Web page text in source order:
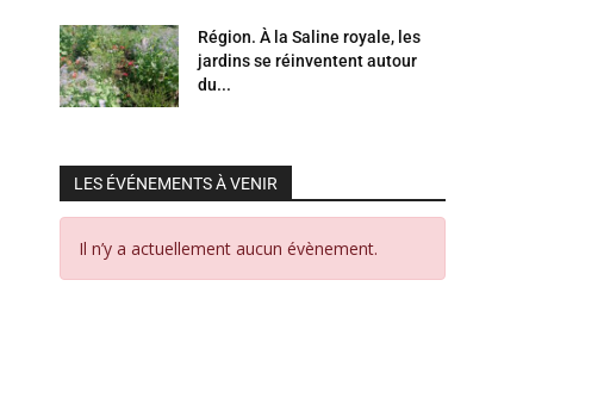
Région. À la Saline royale, les
jardins se réinventent autour
du...
LES ÉVÉNEMENTS À VENIR
Il n’y a actuellement aucun évènement.